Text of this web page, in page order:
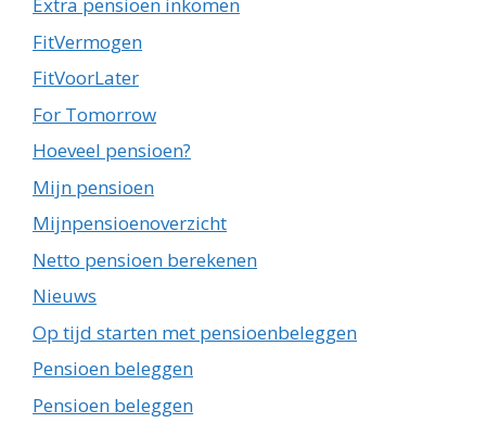
FitVermogen
FitVoorLater
For Tomorrow
Hoeveel pensioen?
Mijn pensioen
Mijnpensioenoverzicht
Netto pensioen berekenen
Nieuws
Op tijd starten met pensioenbeleggen
Pensioen beleggen
Pensioen beleggen